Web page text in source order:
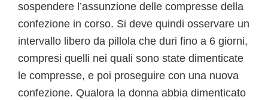
sospendere l’assunzione delle compresse della
confezione in corso. Si deve quindi osservare un
intervallo libero da pillola che duri fino a 6 giorni,
compresi quelli nei quali sono state dimenticate
le compresse, e poi proseguire con una nuova
confezione. Qualora la donna abbia dimenticato